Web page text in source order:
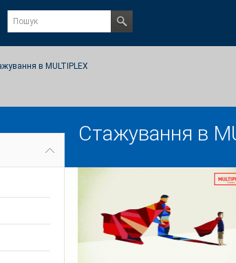
в MULTIPLEX
Стажування в